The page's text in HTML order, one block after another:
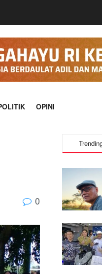
OPINI
0